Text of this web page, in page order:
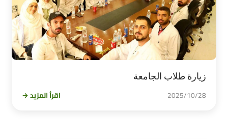
زيارة طلاب الجامعة
2025/10/28 اقرأ المزيد →